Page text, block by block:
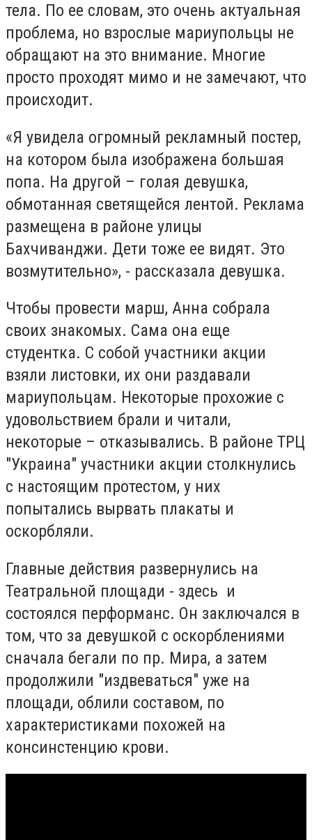
тела. По ее словам, это очень актуальная
проблема, но взрослые мариупольцы не
обращают на это внимание. Многие
просто проходят мимо и не замечают, что
происходит.
«Я увидела огромный рекламный постер,
на котором была изображена большая
попа. На другой – голая девушка,
обмотанная светящейся лентой. Реклама
размещена в районе улицы
Бахчиванджи. Дети тоже ее видят. Это
возмутительно», - рассказала девушка.
Чтобы провести марш, Анна собрала
своих знакомых. Сама она еще
студентка. С собой участники акции
взяли листовки, их они раздавали
мариупольцам. Некоторые прохожие с
удовольствием брали и читали,
некоторые – отказывались. В районе ТРЦ
"Украина" участники акции столкнулись
с настоящим протестом, у них
попытались вырвать плакаты и
оскорбляли.
Главные действия развернулись на
Театральной площади - здесь и
состоялся перформанс. Он заключался в
том, что за девушкой с оскорблениями
сначала бегали по пр. Мира, а затем
продолжили "издвеваться" уже на
площади, облили составом, по
характеристиками похожей на
консинстенцию крови.